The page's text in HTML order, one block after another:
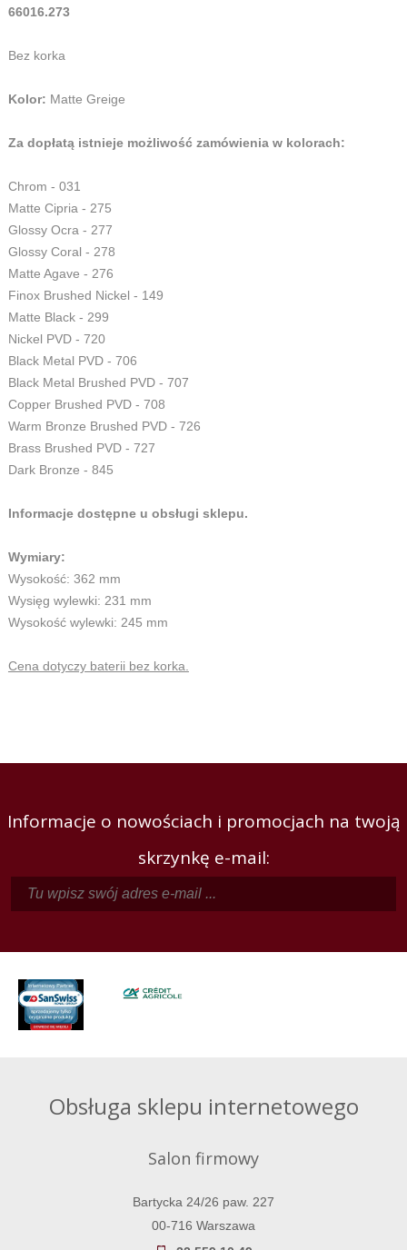
66016.273
Bez korka
Kolor: Matte Greige
Za dopłatą istnieje możliwość zamówienia w kolorach:
Chrom - 031
Matte Cipria - 275
Glossy Ocra - 277
Glossy Coral - 278
Matte Agave - 276
Finox Brushed Nickel - 149
Matte Black - 299
Nickel PVD - 720
Black Metal PVD - 706
Black Metal Brushed PVD - 707
Copper Brushed PVD - 708
Warm Bronze Brushed PVD - 726
Brass Brushed PVD - 727
Dark Bronze - 845
Informacje dostępne u obsługi sklepu.
Wymiary:
Wysokość: 362 mm
Wysięg wylewki: 231 mm
Wysokość wylewki: 245 mm
Cena dotyczy baterii bez korka.
Informacje o nowościach i promocjach na twoją
skrzynkę e-mail:
Obsługa sklepu internetowego
Salon firmowy
Bartycka 24/26 paw. 227
00-716 Warszawa